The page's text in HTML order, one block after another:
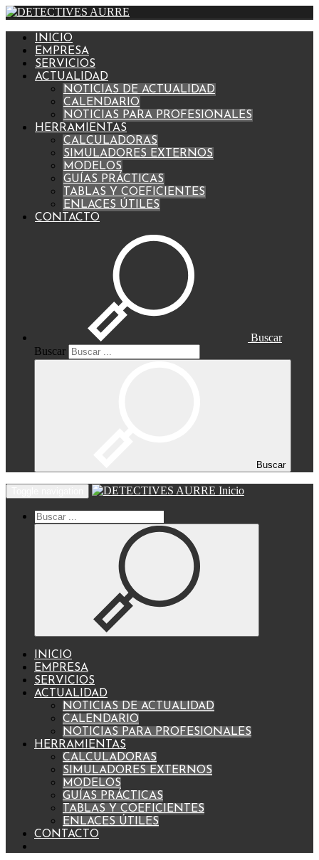
INICIO
EMPRESA
SERVICIOS
ACTUALIDAD
NOTICIAS DE ACTUALIDAD
CALENDARIO
NOTICIAS PARA PROFESIONALES
HERRAMIENTAS
CALCULADORAS
SIMULADORES EXTERNOS
MODELOS
GUÍAS PRÁCTICAS
TABLAS Y COEFICIENTES
ENLACES ÚTILES
CONTACTO
Buscar
Buscar
Buscar
Inicio
INICIO
EMPRESA
SERVICIOS
ACTUALIDAD
NOTICIAS DE ACTUALIDAD
CALENDARIO
NOTICIAS PARA PROFESIONALES
HERRAMIENTAS
CALCULADORAS
SIMULADORES EXTERNOS
MODELOS
GUÍAS PRÁCTICAS
TABLAS Y COEFICIENTES
ENLACES ÚTILES
CONTACTO